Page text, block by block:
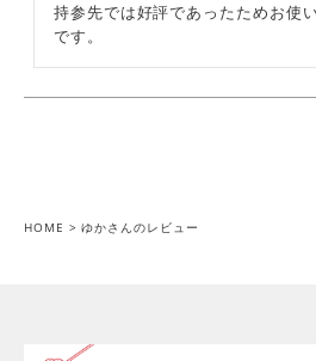
持参先では好評であったためお使
です。
HOME ゆかさんのレビュー